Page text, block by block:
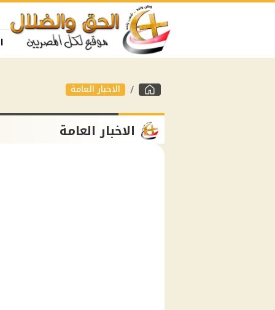
الاخبار العامة
الاخبار العامة